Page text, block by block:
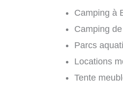
Camping à
Camping
Parcs
Locations
Tente